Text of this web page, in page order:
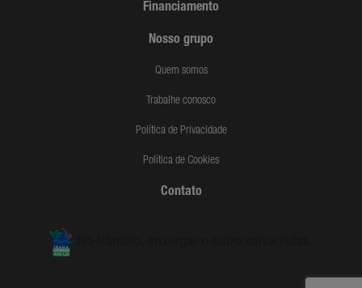
Financiamento
Nosso grupo
Quem somos
Trabalhe conosco
Política de Privacidade
Política de Cookies
Contato